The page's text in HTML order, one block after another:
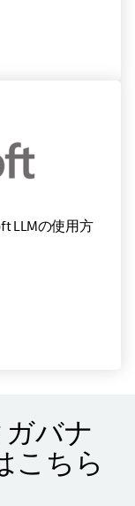
LLMの使用方
バナ
こちら